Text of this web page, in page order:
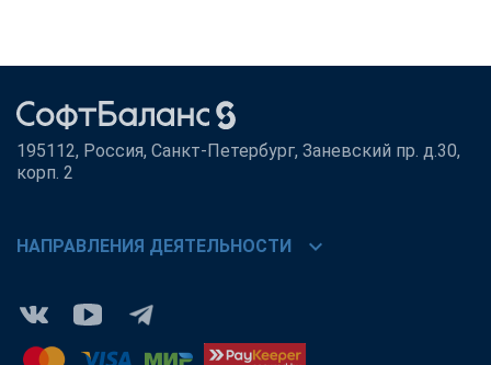
195112, Россия, Санкт-Петербург, Заневский пр. д.30,
корп. 2
НАПРАВЛЕНИЯ ДЕЯТЕЛЬНОСТИ chevron_right